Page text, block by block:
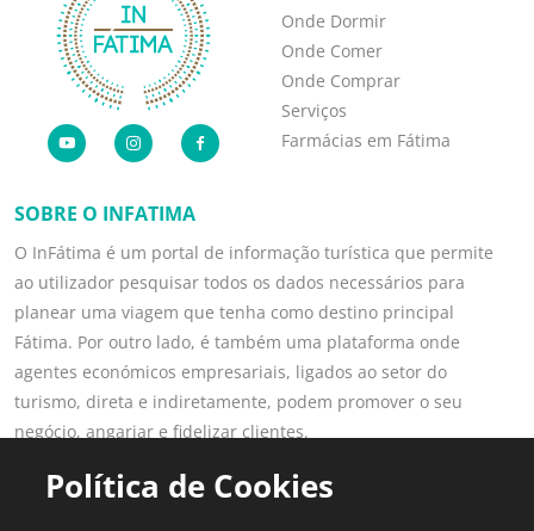
SOBRE O INFATIMA
O InFátima é um portal de informação turística que permite
ao utilizador pesquisar todos os dados necessários para
planear uma viagem que tenha como destino principal
Fátima. Por outro lado, é também uma plataforma onde
agentes económicos empresariais, ligados ao setor do
turismo, direta e indiretamente, podem promover o seu
negócio, angariar e fidelizar clientes.
Saber mais
Onde Dormir
Onde Comer
Onde Comprar
Serviços
Farmácias em Fátima
Política de Cookies